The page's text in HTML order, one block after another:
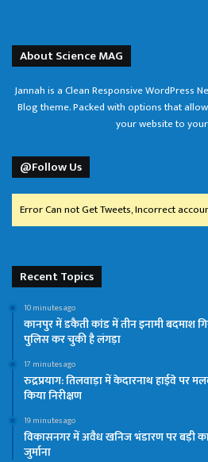
About Science MAG
Jannah is a Clean Responsive WordPress
Blog theme. Packed with options that
your website to
@Follow Us
Error Can not Get Tweets, Incorrect
Recent Topics
10 minutes ago
कानपुर में डकैती कांड में तीन इनामी बदमाश
पुलिस कर चुकी है लंगड़ा
17 minutes ago
रुद्रप्रयाग: तिलवाड़ा में केदारनाथ हाईवे पर
किया निरीक्षण
19 minutes ago
विकासनगर में अवैध खनिज भंडारण पर बड़ी
जुर्माना